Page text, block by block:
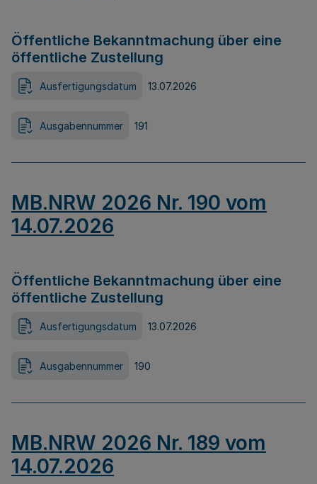
Öffentliche Bekanntmachung über eine
öffentliche Zustellung
Ausfertigungsdatum 13.07.2026
Ausgabennummer 191
MB.NRW 2026 Nr. 190 vom
14.07.2026
Öffentliche Bekanntmachung über eine
öffentliche Zustellung
Ausfertigungsdatum 13.07.2026
Ausgabennummer 190
MB.NRW 2026 Nr. 189 vom
14.07.2026